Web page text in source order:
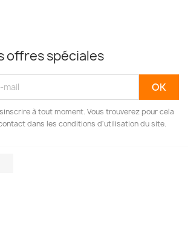
offres spéciales
à tout moment. Vous trouverez pour cela
dans les conditions d'utilisation du site.